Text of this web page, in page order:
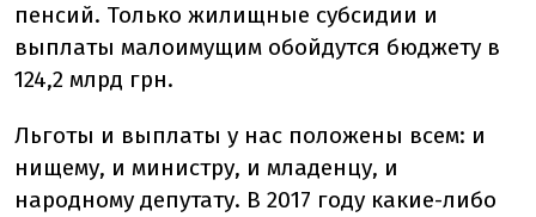
пенсий. Только жилищные субсидии и
выплаты малоимущим обойдутся бюджету в
124,2 млрд грн.
Льготы и выплаты у нас положены всем: и
нищему, и министру, и младенцу, и
народному депутату. В 2017 году какие-либо